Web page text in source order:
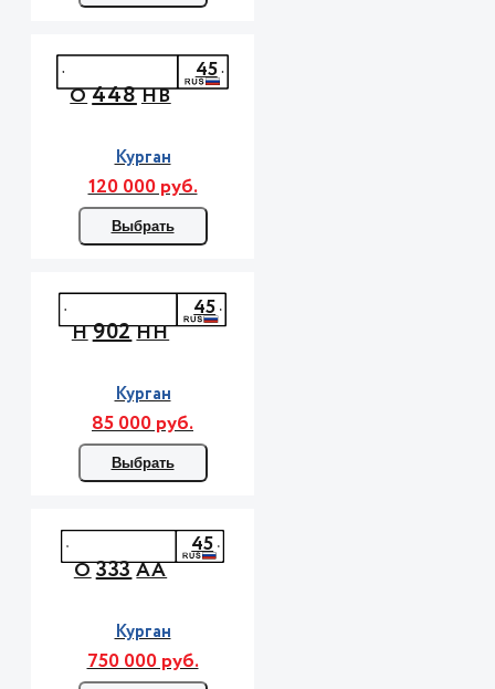
О448НВ
45
Курган
120 000 руб.
Выбрать
Н902НН
45
Курган
85 000 руб.
Выбрать
О333АА
45
Курган
750 000 руб.